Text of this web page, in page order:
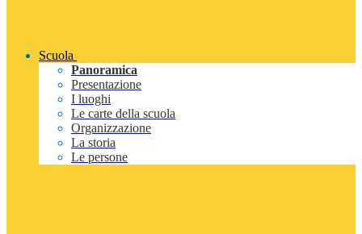
Scuola
Panoramica
Presentazione
I luoghi
Le carte della scuola
Organizzazione
La storia
Le persone